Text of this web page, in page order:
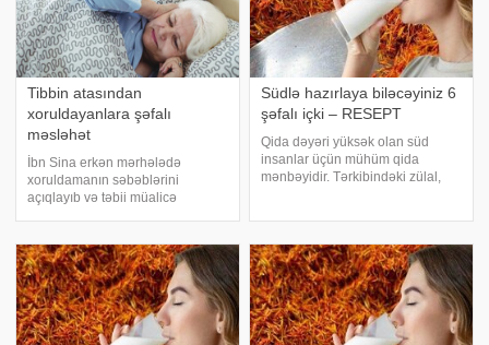
Tibbin atasından
xoruldayanlara şəfalı
məsləhət
İbn Sina erkən mərhələdə
xoruldamanın səbəblərini
açıqlayıb və təbii müalicə
dəstəkləyir və xoruldamaya qarşı
effektiv həllər təklif edir. e- -a
istinadən xəbə
Südlə hazırlaya biləcəyiniz 6
şəfalı içki – RESEPT
Qida dəyəri yüksək olan süd
insanlar üçün mühüm qida
mənbəyidir. Tərkibindəki zülal,
faydasını dəfələrlə artırmaq üçün
sadə üsullar var